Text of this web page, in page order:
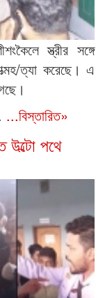
স্ত্রীর সঙ্গে
ত্যা করেছে। এ
...বিস্তারিত»
উল্টো পথে